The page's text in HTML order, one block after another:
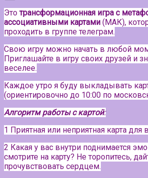
Это трансформационная игра с
ассоциативными картами (МАК),
проходить в группе телеграм.
Свою игру можно начать в любой
Приглашайте в игру своих друзей и
веселее.
Каждое утро я буду выкладывать
(ориентировочно до 10:00 по
Алгоритм работы с картой:
1 Приятная или неприятная карта для
2 Какая у вас внутри поднимается
смотрите на карту? Не торопитесь,
прочувствовать сердцем.